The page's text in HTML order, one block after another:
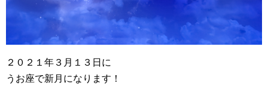
２０２１年３月１３日に
うお座で新月になります！